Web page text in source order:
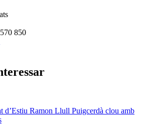
850
d’Estiu Ramon Llull Puigcerdà clou amb